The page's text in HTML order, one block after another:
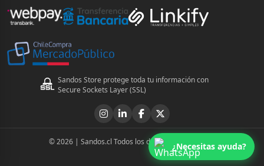
¿Necesitas ayuda?
Sandos Store protege toda tu información con
Secure Sockets Layer (SSL)
© 2026 | Sandos.cl Todos los derechos reservados